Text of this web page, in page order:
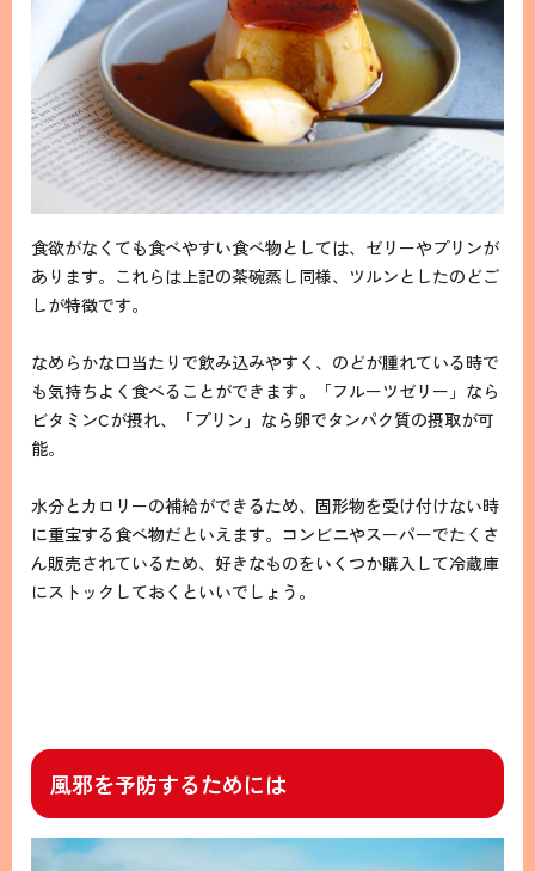
食欲がなくても食べやすい食べ物としては、ゼリーやプリンが
あります。これらは上記の茶碗蒸し同様、ツルンとしたのどご
しが特徴です。
なめらかな口当たりで飲み込みやすく、のどが腫れている時で
も気持ちよく食べることができます。「フルーツゼリー」なら
ビタミンCが摂れ、「プリン」なら卵でタンパク質の摂取が可
能。
水分とカロリーの補給ができるため、固形物を受け付けない時
に重宝する食べ物だといえます。コンビニやスーパーでたくさ
ん販売されているため、好きなものをいくつか購入して冷蔵庫
にストックしておくといいでしょう。
風邪を予防するためには